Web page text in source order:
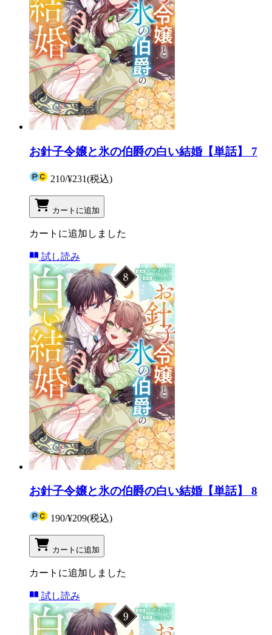
お針子令嬢と氷の伯爵の白い結婚【単話】 7
210/¥231(税込)
カートに追加
カートに追加しました
試し読み
お針子令嬢と氷の伯爵の白い結婚【単話】 8
190/¥209(税込)
カートに追加
カートに追加しました
試し読み